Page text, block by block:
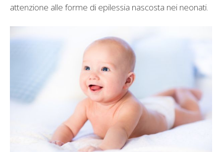
attenzione alle forme di epilessia nascosta nei neonati.